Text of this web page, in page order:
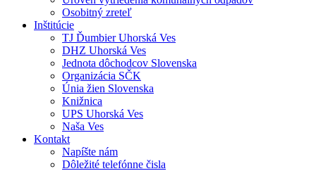
Osobitný zreteľ
Inštitúcie
TJ Ďumbier Uhorská Ves
DHZ Uhorská Ves
Jednota dôchodcov Slovenska
Organizácia SČK
Únia žien Slovenska
Knižnica
UPS Uhorská Ves
Naša Ves
Kontakt
Napíšte nám
Dôležité telefónne čisla